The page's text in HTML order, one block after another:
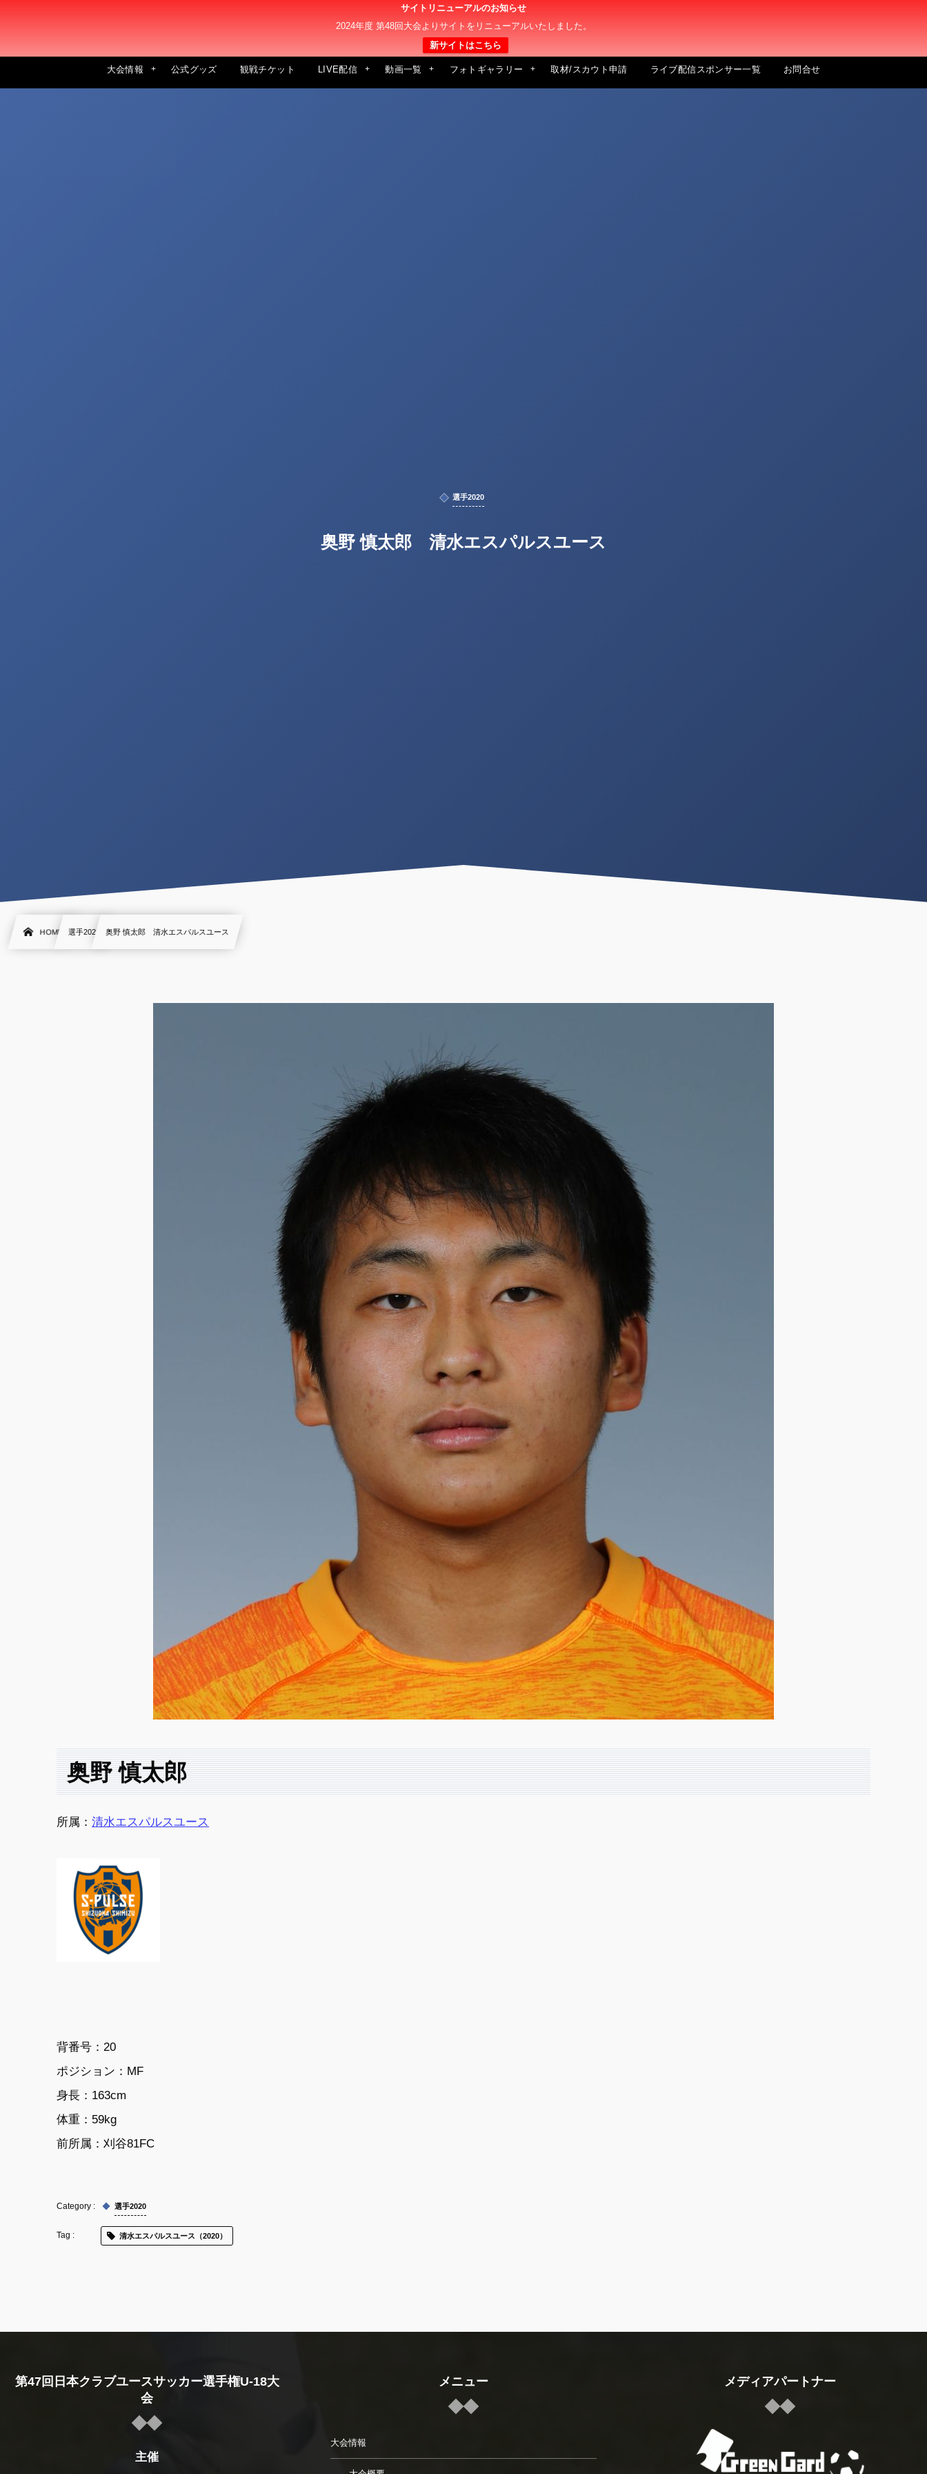
サイトリニューアルのお知らせ
2024年度 第48回大会よりサイトをリニューアルいたしました。
新サイトはこちら
大会情報 公式グッズ 観戦チケット LIVE配信 動画一覧 フォトギャラリー 取材/スカウト申請 ライブ配信スポンサー一覧 お問合せ
選手2020
奥野 慎太郎 清水エスパルスユース
HOME 選手2020 奥野 慎太郎 清水エスパルスユース
奥野 慎太郎
所属： 清水エスパルスユース
背番号：20
ポジション：MF
身長：163cm
体重：59kg
前所属： 刈谷81FC
選手2020
清水エスパルスユース（2020）
第47回日本クラブユースサッカー選手権U-18大
会
主催
メニュー
大会情報
メディアパートナー